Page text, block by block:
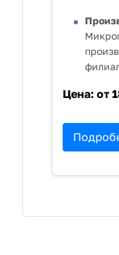
Цена: от